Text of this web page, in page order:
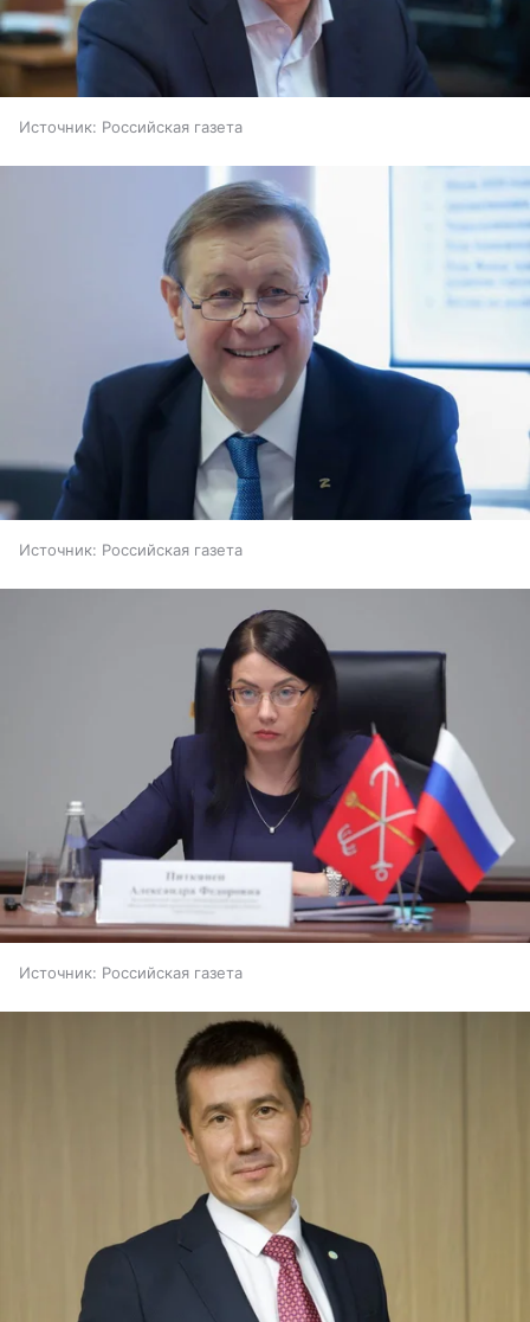
Источник: Российская газета
Источник: Российская газета
Источник: Российская газета